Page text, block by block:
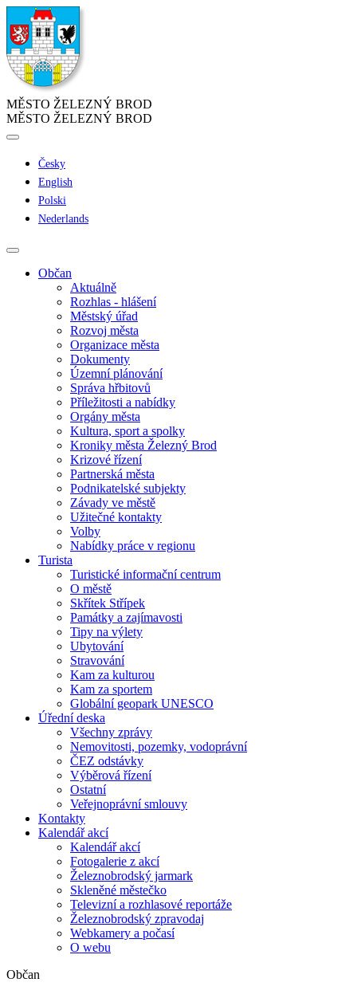
MĚSTO ŽELEZNÝ BROD
MĚSTO ŽELEZNÝ BROD
Česky
English
Polski
Nederlands
Občan
Aktuálně
Rozhlas - hlášení
Městský úřad
Rozvoj města
Organizace města
Dokumenty
Územní plánování
Správa hřbitovů
Příležitosti a nabídky
Orgány města
Kultura, sport a spolky
Kroniky města Železný Brod
Krizové řízení
Partnerská města
Podnikatelské subjekty
Závady ve městě
Užitečné kontakty
Volby
Nabídky práce v regionu
Turista
Turistické informační centrum
O městě
Skřítek Střípek
Památky a zajímavosti
Tipy na výlety
Ubytování
Stravování
Kam za kulturou
Kam za sportem
Globální geopark UNESCO
Úřední deska
Všechny zprávy
Nemovitosti, pozemky, vodoprávní
ČEZ odstávky
Výběrová řízení
Ostatní
Veřejnoprávní smlouvy
Kontakty
Kalendář akcí
Kalendář akcí
Fotogalerie z akcí
Železnobrodský jarmark
Skleněné městečko
Televizní a rozhlasové reportáže
Železnobrodský zpravodaj
Webkamery a počasí
O webu
Občan